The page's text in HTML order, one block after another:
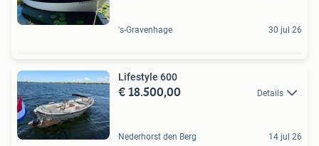
's-Gravenhage 30 jul 26
Lifestyle 600
€ 18.500,00 Details
Nederhorst den Berg 14 jul 26